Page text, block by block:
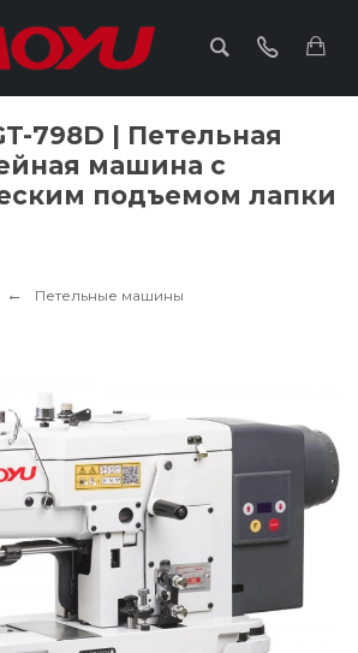
798D | Петельная
машина с
подъемом лапки
Петельные машины